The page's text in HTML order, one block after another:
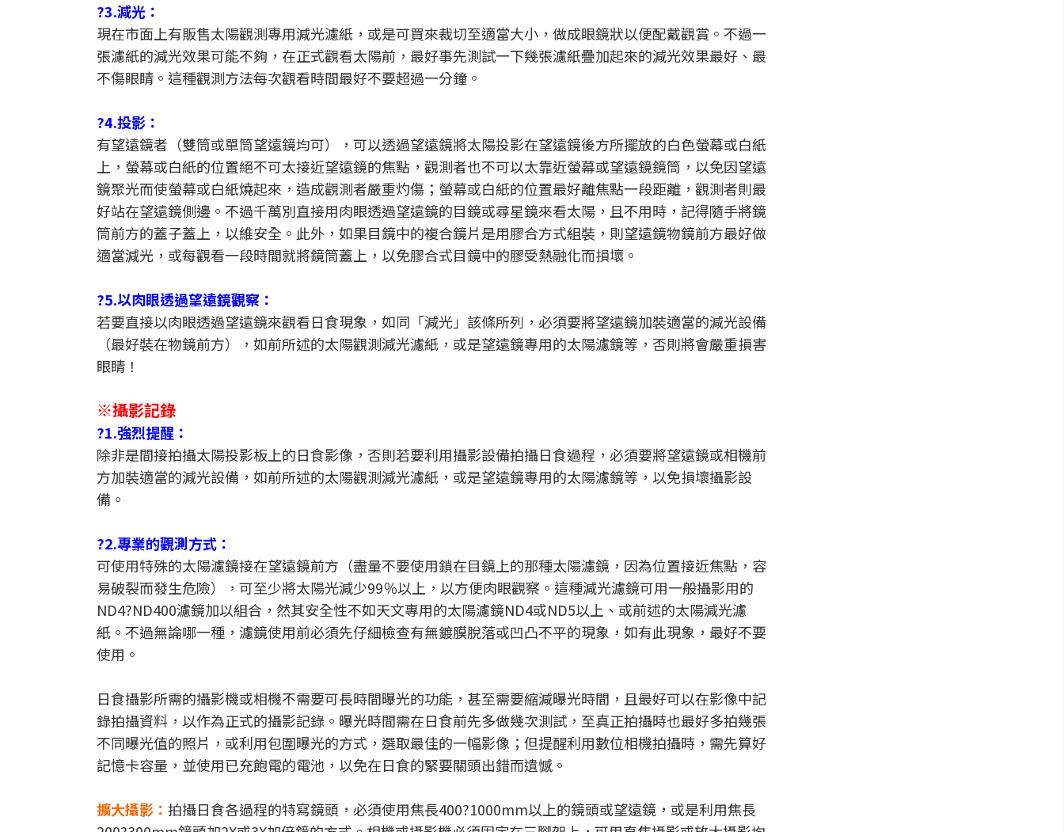
?3.減光：
現在市面上有販售太陽觀測專用減光濾紙，或是可買來裁切至適當大小，做成眼鏡狀以便配戴觀賞。不過一
張濾紙的減光效果可能不夠，在正式觀看太陽前，最好事先測試一下幾張濾紙疊加起來的減光效果最好、最
不傷眼睛。這種觀測方法每次觀看時間最好不要超過一分鐘。
?4.投影：
有望遠鏡者（雙筒或單筒望遠鏡均可），可以透過望遠鏡將太陽投影在望遠鏡後方所擺放的白色螢幕或白紙
上，螢幕或白紙的位置絕不可太接近望遠鏡的焦點，觀測者也不可以太靠近螢幕或望遠鏡鏡筒，以免因望遠
鏡聚光而使螢幕或白紙燒起來，造成觀測者嚴重灼傷；螢幕或白紙的位置最好離焦點一段距離，觀測者則最
好站在望遠鏡側邊。不過千萬別直接用肉眼透過望遠鏡的目鏡或尋星鏡來看太陽，且不用時，記得隨手將鏡
筒前方的蓋子蓋上，以維安全。此外，如果目鏡中的複合鏡片是用膠合方式組裝，則望遠鏡物鏡前方最好做
適當減光，或每觀看一段時間就將鏡筒蓋上，以免膠合式目鏡中的膠受熱融化而損壞。
?5.以肉眼透過望遠鏡觀察：
若要直接以肉眼透過望遠鏡來觀看日食現象，如同「減光」該條所列，必須要將望遠鏡加裝適當的減光設備
（最好裝在物鏡前方），如前所述的太陽觀測減光濾紙，或是望遠鏡專用的太陽濾鏡等，否則將會嚴重損害
眼睛！
※攝影記錄
?1.強烈提醒：
除非是間接拍攝太陽投影板上的日食影像，否則若要利用攝影設備拍攝日食過程，必須要將望遠鏡或相機前
方加裝適當的減光設備，如前所述的太陽觀測減光濾紙，或是望遠鏡專用的太陽濾鏡等，以免損壞攝影設
備。
?2.專業的觀測方式：
可使用特殊的太陽濾鏡接在望遠鏡前方（盡量不要使用鎖在目鏡上的那種太陽濾鏡，因為位置接近焦點，容
易破裂而發生危險），可至少將太陽光減少99％以上，以方便肉眼觀察。這種減光濾鏡可用一般攝影用的
ND4?ND400濾鏡加以組合，然其安全性不如天文專用的太陽濾鏡ND4或ND5以上、或前述的太陽減光濾
紙。不過無論哪一種，濾鏡使用前必須先仔細檢查有無鍍膜脫落或凹凸不平的現象，如有此現象，最好不要
使用。
日食攝影所需的攝影機或相機不需要可長時間曝光的功能，甚至需要縮減曝光時間，且最好可以在影像中記
錄拍攝資料，以作為正式的攝影記錄。曝光時間需在日食前先多做幾次測試，至真正拍攝時也最好多拍幾張
不同曝光值的照片，或利用包圍曝光的方式，選取最佳的一幅影像；但提醒利用數位相機拍攝時，需先算好
記憶卡容量，並使用已充飽電的電池，以免在日食的緊要關頭出錯而遺憾。
擴大攝影： 拍攝日食各過程的特寫鏡頭，必須使用焦長400?1000mm以上的鏡頭或望遠鏡，或是利用焦長